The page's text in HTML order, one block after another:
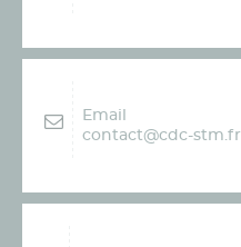
Email
contact@cdc-stm.fr